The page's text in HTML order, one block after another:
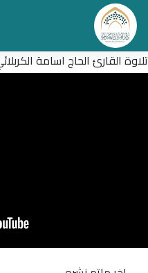
تلاوة القارئ الحاج اسامة